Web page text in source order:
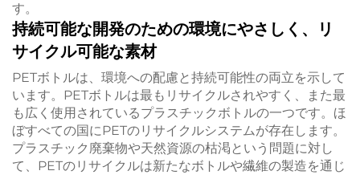
す。
持続可能な開発のための環境にやさしく、リ
サイクル可能な素材
PETボトルは、環境への配慮と持続可能性の両立を示して
います。PETボトルは最もリサイクルされやすく、また最
も広く使用されているプラスチックボトルの一つです。ほ
ぼすべての国にPETのリサイクルシステムが存在します。
プラスチック廃棄物や天然資源の枯渇という問題に対し
て、PETのリサイクルは新たなボトルや繊維の製造を通じ